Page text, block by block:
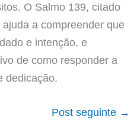
O Salmo 139, citado
a compreender que
e intenção, e
de como responder a
dedicação.
Post seguinte →